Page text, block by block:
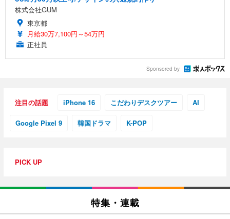
株式会社GUM
東京都
月給30万7,100円～54万円
正社員
Sponsored by
注目の話題 iPhone 16 こだわりデスクツアー AI
Google Pixel 9 韓国ドラマ K-POP
PICK UP
特集・連載